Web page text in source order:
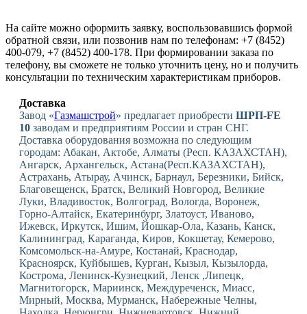
На сайте можно оформить заявку, воспользовавшись формой
обратной связи, или позвонив нам по телефонам: +7 (8452)
400-079, +7 (8452) 400-178. При формировании заказа по
телефону, вы сможете не только уточнить цену, но и получить
консультации по техническим характеристикам приборов.
Доставка
Завод «Газмашстрой» предлагает приобрести ШРП-FE
10 заводам и предприятиям России и стран СНГ.
Доставка оборудования возможна по следующим
городам: Абакан, Актобе, Алматы (Респ. КАЗАХСТАН),
Ангарск, Архангельск, Астана(Респ.КАЗАХСТАН),
Астрахань, Атырау, Ачинск, Барнаул, Березники, Бийск,
Благовещенск, Братск, Великий Новгород, Великие
Луки, Владивосток, Волгоград, Вологда, Воронеж,
Горно-Алтайск, Екатеринбург, Златоуст, Иваново,
Ижевск, Иркутск, Ишим, Йошкар-Ола, Казань, Канск,
Калининград, Караганда, Киров, Кокшетау, Кемерово,
Комсомольск-на-Амуре, Костанай, Краснодар,
Красноярск, Куйбышев, Курган, Кызыл, Кызылорда,
Кострома, Ленинск-Кузнецкий, Ленск ,Липецк,
Магнитогорск, Мариинск, Междуреченск, Миасс,
Мирный, Москва, Мурманск, Набережные Челны,